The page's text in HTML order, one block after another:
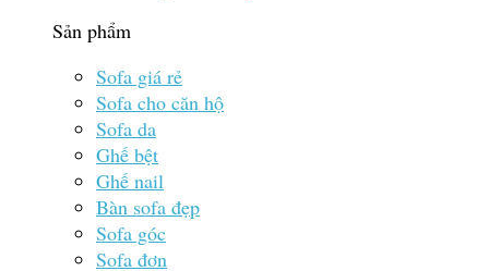
Sản phẩm
Sofa giá rẻ
Sofa cho căn hộ
Sofa da
Ghế bệt
Ghế nail
Bàn sofa đẹp
Sofa góc
Sofa đơn